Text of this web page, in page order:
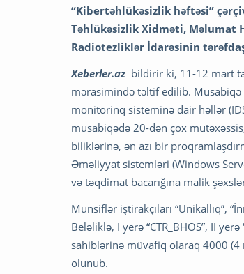
“Kibertəhlükəsizlik həftəsi”
Təhlükəsizlik Xidməti, Məlumat
Radiotezliklər İdarəsinin
Xeberler.az bildirir ki, 11-12 mart
mərasimində təltif edilib.
monitorinq sisteminə dair həllər
müsabiqədə 20-dən çox
biliklərinə, ən azı bir
Əməliyyat sistemləri (Windows
və təqdimat bacarığına malik
Münsiflər iştirakçıları “Unikallıq”,
Beləliklə, I yerə “CTR_BHOS”, II
sahiblərinə müvafiq olaraq 4000 (4
olunub.